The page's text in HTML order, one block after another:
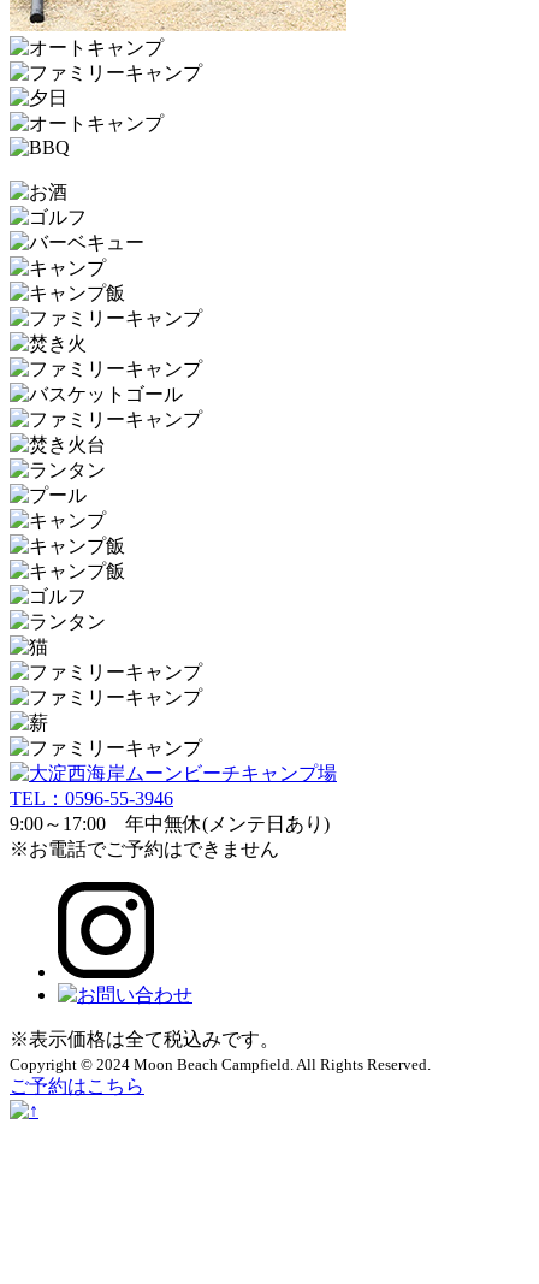
TEL：0596-55-3946
9:00～17:00 年中無休(メンテ日あり)
※お電話でご予約はできません
※表示価格は全て税込みです。
Copyright © 2024 Moon Beach Campfield. All Rights Reserved.
ご予約はこちら